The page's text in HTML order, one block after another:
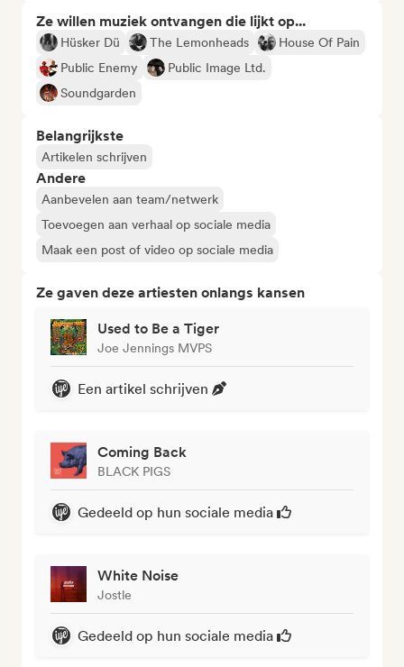
Ze willen muziek ontvangen die lijkt op...
Hüsker Dü The Lemonheads
House Of Pain
Public Enemy
Public Image Ltd.
Soundgarden
Belangrijkste
Artikelen schrijven
Andere
Aanbevelen aan team/netwerk
Toevoegen aan verhaal op sociale media
Maak een post of video op sociale media
Ze gaven deze artiesten onlangs kansen
Used to Be a Tiger
Joe Jennings MVPS
Een artikel schrijven
Coming Back
BLACK PIGS
Gedeeld op hun sociale media
White Noise
Jostle
Gedeeld op hun sociale media